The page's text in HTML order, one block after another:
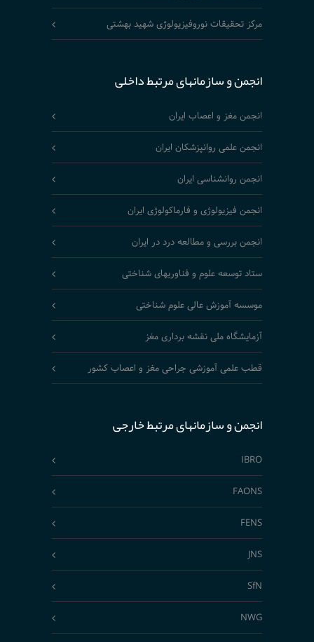
مرکز تحقیقات نوروفیزیولوژی شهید بهشتی
انجمن و سازمانهای مرتبط داخلی
انجمن مغز و اعصاب ایران
انجمن علمی روانپزشکان ایران
انجمن روانشناسی ایران
انجمن فیزیولوژی و فارماکولوژی ایران
انجمن بررسی و مطالعه درد در ایران
ستاد توسعه علوم و فناوریهای شناختی
موسسه آموزش عالی علوم شناختی
آزمایشگاه ملی نقشه برداری مغز
قطب علمی آموزشی جراحی مغز و اعصاب کشور
انجمن و سازمانهای مرتبط خارجی
IBRO
FAONS
FENS
JNS
SfN
NWG